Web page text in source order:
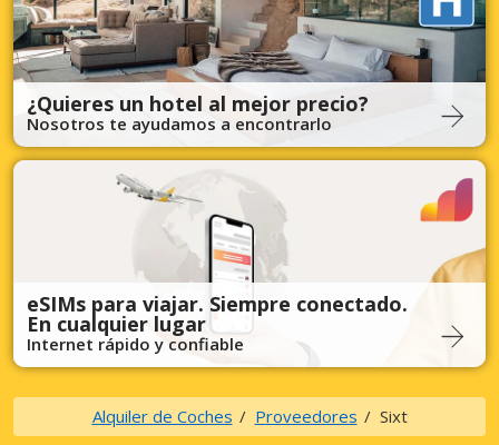
¿Quieres un hotel al mejor precio?
Nosotros te ayudamos a encontrarlo
eSIMs para viajar. Siempre conectado.
En cualquier lugar
Internet rápido y confiable
Alquiler de Coches Proveedores Sixt